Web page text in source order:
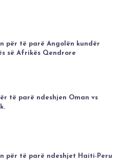
për të parë Angolën kundër
së Afrikës Qendrore
të parë ndeshjen Oman vs
për të parë ndeshjet Haiti-Peru